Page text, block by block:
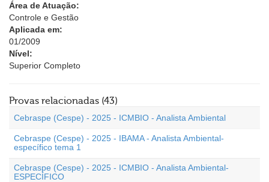
Área de Atuação:
Controle e Gestão
Aplicada em:
01/2009
Nível:
Superior Completo
Provas relacionadas (43)
Cebraspe (Cespe) - 2025 - ICMBIO - Analista Ambiental
Cebraspe (Cespe) - 2025 - IBAMA - Analista Ambiental-
específico tema 1
Cebraspe (Cespe) - 2025 - ICMBIO - Analista Ambiental-
ESPECÍFICO